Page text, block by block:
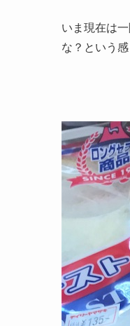
いま現在は
な？という感